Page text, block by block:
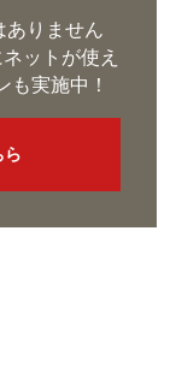
ありません
ットが使え
も実施中！
ら